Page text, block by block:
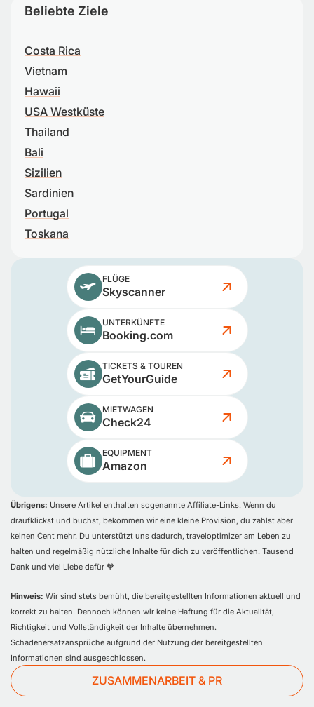
Beliebte Ziele
Costa Rica
Vietnam
Hawaii
USA Westküste
Thailand
Bali
Sizilien
Sardinien
Portugal
Toskana
FLÜGE
Skyscanner
UNTERKÜNFTE
Booking.com
TICKETS & TOUREN
GetYourGuide
MIETWAGEN
Check24
EQUIPMENT
Amazon
Übrigens: Unsere Artikel enthalten sogenannte Affiliate-Links. Wenn du
draufklickst und buchst, bekommen wir eine kleine Provision, du zahlst aber
keinen Cent mehr. Du unterstützt uns dadurch, traveloptimizer am Leben zu
halten und regelmäßig nützliche Inhalte für dich zu veröffentlichen. Tausend
Dank und viel Liebe dafür 🧡
Hinweis: Wir sind stets bemüht, die bereitgestellten Informationen aktuell und
korrekt zu halten. Dennoch können wir keine Haftung für die Aktualität,
Richtigkeit und Vollständigkeit der Inhalte übernehmen.
Schadenersatzansprüche aufgrund der Nutzung der bereitgestellten
Informationen sind ausgeschlossen.
ZUSAMMENARBEIT & PR